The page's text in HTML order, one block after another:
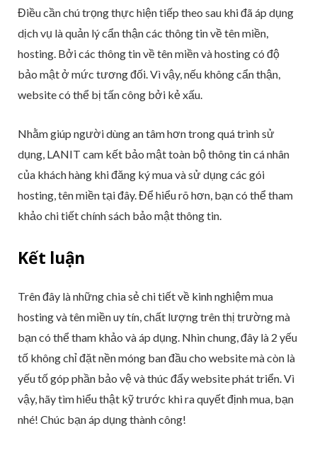
Điều cần chú trọng thực hiện tiếp theo sau khi đã áp dụng
dịch vụ là quản lý cẩn thận các thông tin về tên miền,
hosting. Bởi các thông tin về tên miền và hosting có độ
bảo mật ở mức tương đối. Vì vậy, nếu không cẩn thận,
website có thể bị tấn công bởi kẻ xấu.
Nhằm giúp người dùng an tâm hơn trong quá trình sử
dụng, LANIT cam kết bảo mật toàn bộ thông tin cá nhân
của khách hàng khi đăng ký mua và sử dụng các gói
hosting, tên miền tại đây. Để hiểu rõ hơn, bạn có thể tham
khảo chi tiết chính sách bảo mật thông tin.
Kết luận
Trên đây là những chia sẻ chi tiết về kinh nghiệm mua
hosting và tên miền uy tín, chất lượng trên thị trường mà
bạn có thể tham khảo và áp dụng. Nhìn chung, đây là 2 yếu
tố không chỉ đặt nền móng ban đầu cho website mà còn là
yếu tố góp phần bảo vệ và thúc đẩy website phát triển. Vì
vậy, hãy tìm hiểu thật kỹ trước khi ra quyết định mua, bạn
nhé! Chúc bạn áp dụng thành công!